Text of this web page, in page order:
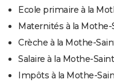
Ecole primaire à la
Maternités à la Mothe-
Crèche à la Mothe-
Salaire à la Mothe-
Impôts à la Mothe-